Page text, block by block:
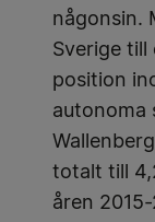
någonsin.
Sverige till
position
autonoma
totalt till
åren